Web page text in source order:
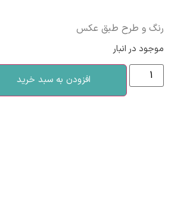
رنگ و طرح طبق عکس
موجود در انبار
افزودن به سبد خرید